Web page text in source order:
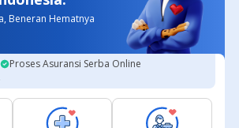
Beneran Hematnya
Proses Asuransi Serba Online